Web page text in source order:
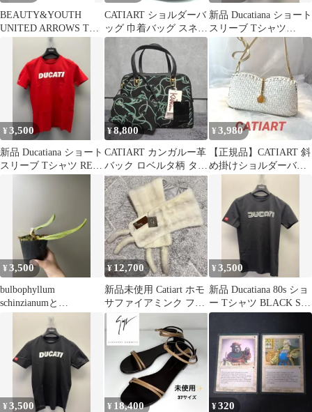
BEAUTY&YOUTH
UNITED ARROWS Tシ
ャツ・カットソー メン
ズ 【古着】【中古】
【送料無料】
CATIART ショルダーバ
ッグ 巾着バッグ スネー
ク パイソン 蛇革 ブル
新品 Ducatiana ショート
スリーブ Tシャツ
GRAY Mサイズ
¥3,500
新品 Ducatiana ショート
スリーブ Tシャツ RED
¥8,800
CATIART カンガルー革
バック ロベルタ柄 タグ
付き
¥ 3,980
【正規品】CATIART 斜
め掛けショルダーバッ
¥3,500
bulbophyllum
schinzianumと
debrincatiaeセッ
¥12,700
新品未使用 Catiart ホモ
サファイアミンク ファ
ー ショール マフラー
¥3,500
新品 Ducatiana 80s ショ
ー Tシャツ BLACK Sサ
イズ
¥3,500 ¥ 18,400 ¥320